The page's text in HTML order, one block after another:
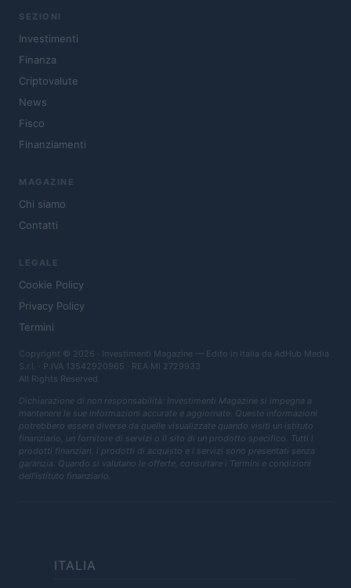
SEZIONI
Investimenti
Finanza
Criptovalute
News
Fisco
Finanziamenti
MAGAZINE
Chi siamo
Contatti
LEGALE
Cookie Policy
Privacy Policy
Termini
Copyright © 2026 · Investimenti Magazine — Edito in Italia da AdHub Media
S.r.l. · P.IVA 13542920965 · REA MI 2729933
All Rights Reserved
Dichiarazione di non responsabilità: Investimenti Magazine si impegna a
mantenere le sue informazioni accurate e aggiornate. Queste informazioni
potrebbero essere diverse da quelle visualizzate quando visiti un istituto
finanziario, un fornitore di servizi o il sito di un prodotto specifico. Tutti i
prodotti finanziari, i prodotti di acquisto e i servizi sono presentati senza
garanzia. Quando si valutano le offerte, consultare i Termini e condizioni
dell'istituto finanziario.
ITALIA